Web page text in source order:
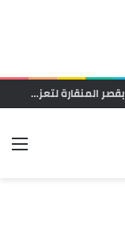
الجرف.. الحركة الشعبية تفتتح مقرا جديدا بقصر المنقارة لتعزيز حضورها وقربها من الساكنة